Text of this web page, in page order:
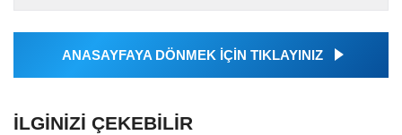
Ajansı tarafından...
ANASAYFAYA DÖNMEK İÇİN TIKLAYINIZ
İLGINIZI ÇEKEBILIR